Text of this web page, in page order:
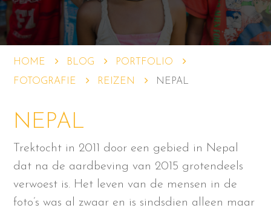
HOME BLOG
PORTFOLIO
FOTOGRAFIE
REIZEN NEPAL
NEPAL
Trektocht in 2011 door een gebied in Nepal
dat na de aardbeving van 2015 grotendeels
verwoest is. Het leven van de mensen in de
foto’s was al zwaar en is sindsdien alleen maar